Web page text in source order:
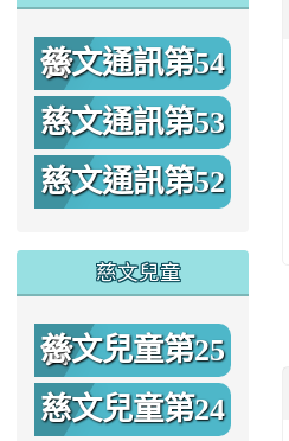
慈文通訊第54
期
慈文通訊第53
期
慈文通訊第52
慈文兒童
慈文兒童第25
期
慈文兒童第24